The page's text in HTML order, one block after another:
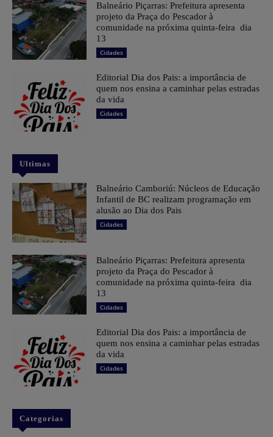
Balneário Piçarras: Prefeitura apresenta
projeto da Praça do Pescador à
comunidade na próxima quinta-feira dia
13
Cidades
Editorial Dia dos Pais: a importância de
quem nos ensina a caminhar pelas estradas
da vida
Cidades
Ultimas
Balneário Camboriú: Núcleos de Educação
Infantil de BC realizam programação em
alusão ao Dia dos Pais
Cidades
Balneário Piçarras: Prefeitura apresenta
projeto da Praça do Pescador à
comunidade na próxima quinta-feira dia
13
Cidades
Editorial Dia dos Pais: a importância de
quem nos ensina a caminhar pelas estradas
da vida
Cidades
Categorias